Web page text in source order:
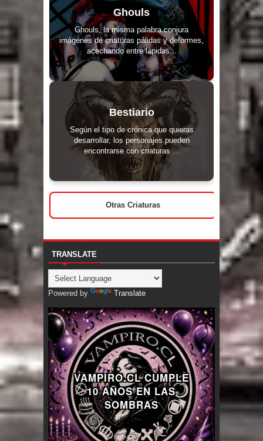
Ghouls
Ghouls, la misma palabra conjura
imágenes de criaturas pálidas y deformes,
acechando entre lápidas...
Bestiario
Según el tipo de crónica que quieras
desarrollar, los personajes pueden
encontrarse con criaturas ...
Otras Criaturas
TRANSLATE
Powered by Translate
VAMPIRO.CL CUMPLE
10 AÑOS EN LAS
SOMBRAS